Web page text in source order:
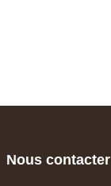
Nous contacter